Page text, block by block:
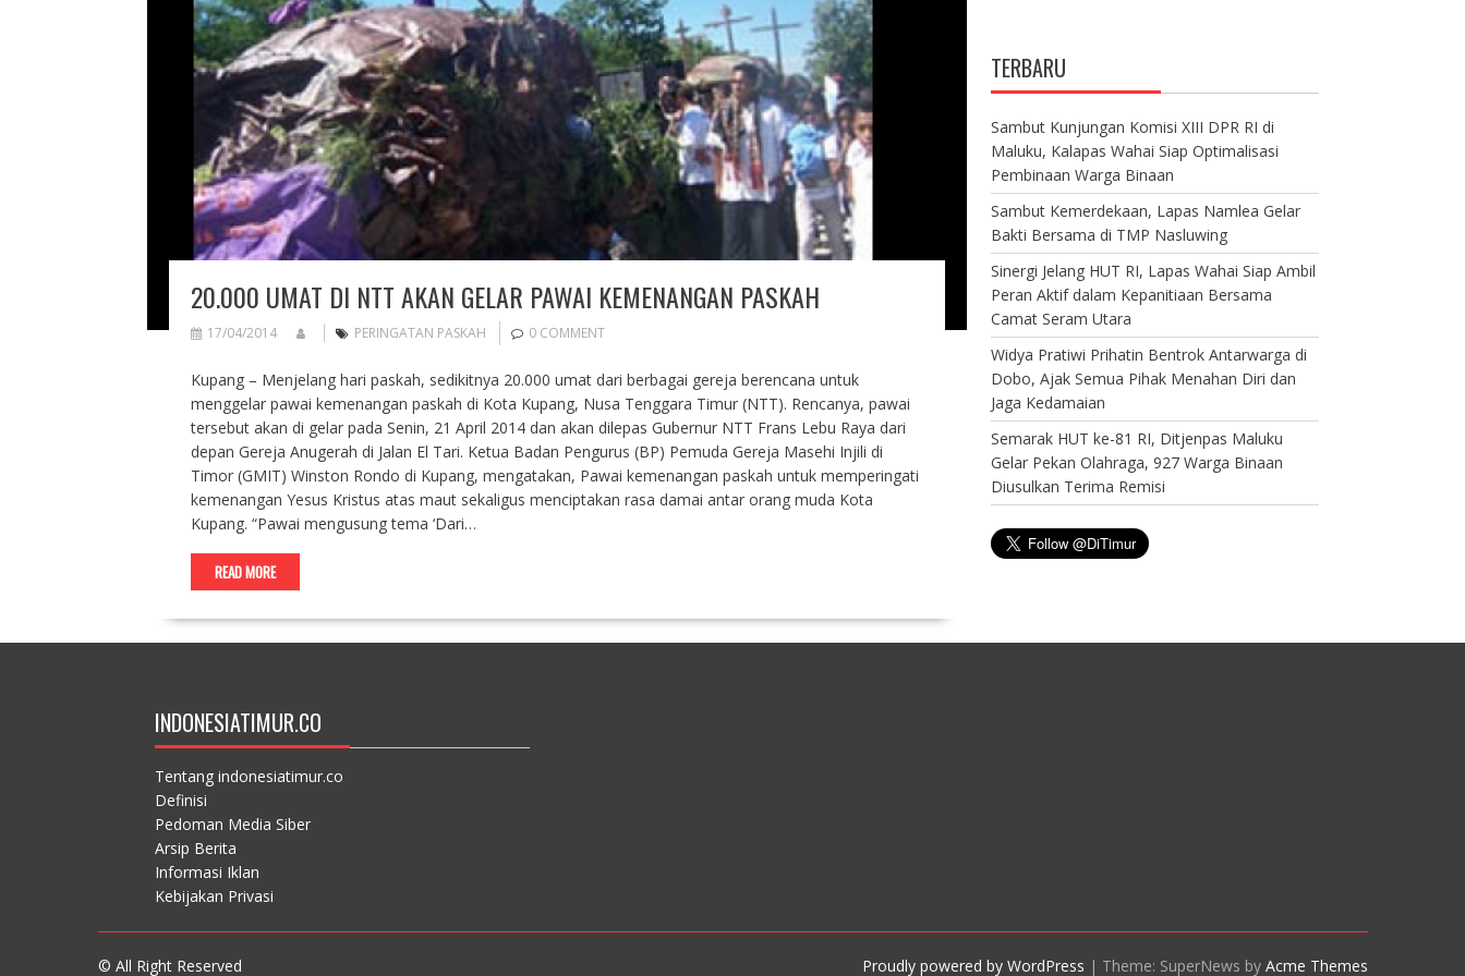
20.000 UMAT DI NTT AKAN GELAR PAWAI KEMENANGAN PASKAH
17/04/2014 PERINGATAN PASKAH 0 COMMENT
Kupang – Menjelang hari paskah, sedikitnya 20.000 umat dari berbagai gereja berencana untuk
menggelar pawai kemenangan paskah di Kota Kupang, Nusa Tenggara Timur (NTT). Rencanya, pawai
tersebut akan di gelar pada Senin, 21 April 2014 dan akan dilepas Gubernur NTT Frans Lebu Raya dari
depan Gereja Anugerah di Jalan El Tari. Ketua Badan Pengurus (BP) Pemuda Gereja Masehi Injili di
Timor (GMIT) Winston Rondo di Kupang, mengatakan, Pawai kemenangan paskah untuk memperingati
kemenangan Yesus Kristus atas maut sekaligus menciptakan rasa damai antar orang muda Kota
Kupang. “Pawai mengusung tema ‘Dari…
READ MORE
TERBARU
Sambut Kunjungan Komisi XIII DPR RI di
Maluku, Kalapas Wahai Siap Optimalisasi
Pembinaan Warga Binaan
Sambut Kemerdekaan, Lapas Namlea Gelar
Bakti Bersama di TMP Nasluwing
Sinergi Jelang HUT RI, Lapas Wahai Siap Ambil
Peran Aktif dalam Kepanitiaan Bersama
Camat Seram Utara
Widya Pratiwi Prihatin Bentrok Antarwarga di
Dobo, Ajak Semua Pihak Menahan Diri dan
Jaga Kedamaian
Semarak HUT ke-81 RI, Ditjenpas Maluku
Gelar Pekan Olahraga, 927 Warga Binaan
Diusulkan Terima Remisi
INDONESIATIMUR.CO
Tentang indonesiatimur.co
Definisi
Pedoman Media Siber
Arsip Berita
Informasi Iklan
Kebijakan Privasi
© All Right Reserved Proudly powered by WordPress | Theme: SuperNews by Acme Themes